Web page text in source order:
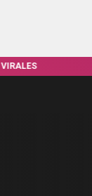
VIRALES